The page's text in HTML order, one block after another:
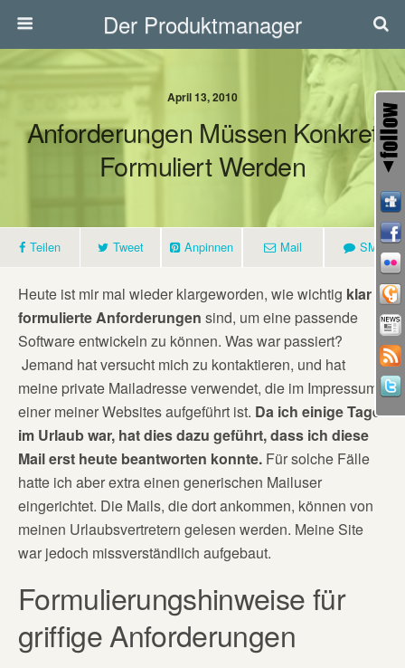
Der Produktmanager
April 13, 2010
Anforderungen Müssen Konkret
Formuliert Werden
Teilen Tweet Anpinnen Mail SMS
Heute ist mir mal wieder klargeworden, wie wichtig klar
formulierte Anforderungen sind, um eine passende
Software entwickeln zu können. Was war passiert?
Jemand hat versucht mich zu kontaktieren, und hat
meine private Mailadresse verwendet, die im Impressum
einer meiner Websites aufgeführt ist. Da ich einige Tage
im Urlaub war, hat dies dazu geführt, dass ich diese
Mail erst heute beantworten konnte. Für solche Fälle
hatte ich aber extra einen generischen Mailuser
eingerichtet. Die Mails, die dort ankommen, können von
meinen Urlaubsvertretern gelesen werden. Meine Site
war jedoch missverständlich aufgebaut.
Formulierungshinweise für
griffige Anforderungen